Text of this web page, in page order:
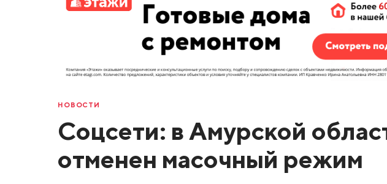
НОВОСТИ
Соцсети: в Амурской
отменен масочный режим